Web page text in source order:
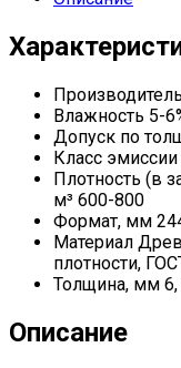
Производитель
Влажность 5-
Допуск по
Класс
Плотность (в
м³ 600-800
Формат, мм
Материал
плотности,
Толщина, мм
Описание